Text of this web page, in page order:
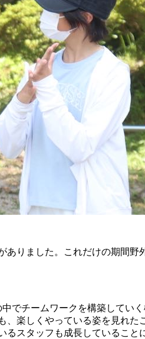
りました。これだけの期間
でチームワークを構築してい
楽しくやっている姿を見れた
スタッフも成長していること